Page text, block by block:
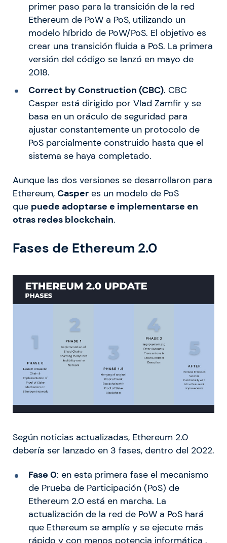
primer paso para la transición de la red
Ethereum de PoW a PoS, utilizando un
modelo híbrido de PoW/PoS. El objetivo es
crear una transición fluida a PoS. La primera
versión del código se lanzó en mayo de
2018.
Correct by Construction (CBC). CBC
Casper está dirigido por Vlad Zamfir y se
basa en un oráculo de seguridad para
ajustar constantemente un protocolo de
PoS parcialmente construido hasta que el
sistema se haya completado.
Aunque las dos versiones se desarrollaron para
Ethereum, Casper es un modelo de PoS
que puede adoptarse e implementarse en
otras redes blockchain.
Fases de Ethereum 2.0
Según noticias actualizadas, Ethereum 2.0
debería ser lanzado en 3 fases, dentro del 2022.
Fase 0: en esta primera fase el mecanismo
de Prueba de Participación (PoS) de
Ethereum 2.0 está en marcha. La
actualización de la red de PoW a PoS hará
que Ethereum se amplíe y se ejecute más
rápido y con menos potencia informática .